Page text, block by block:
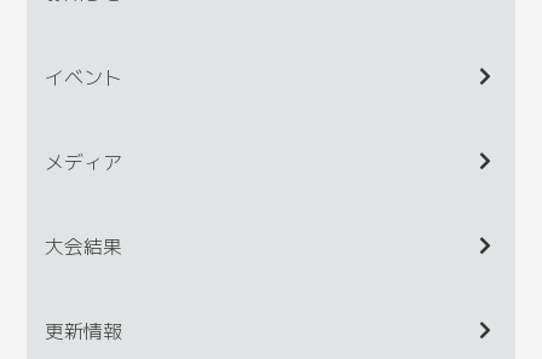
イベント
メディア
大会結果
更新情報